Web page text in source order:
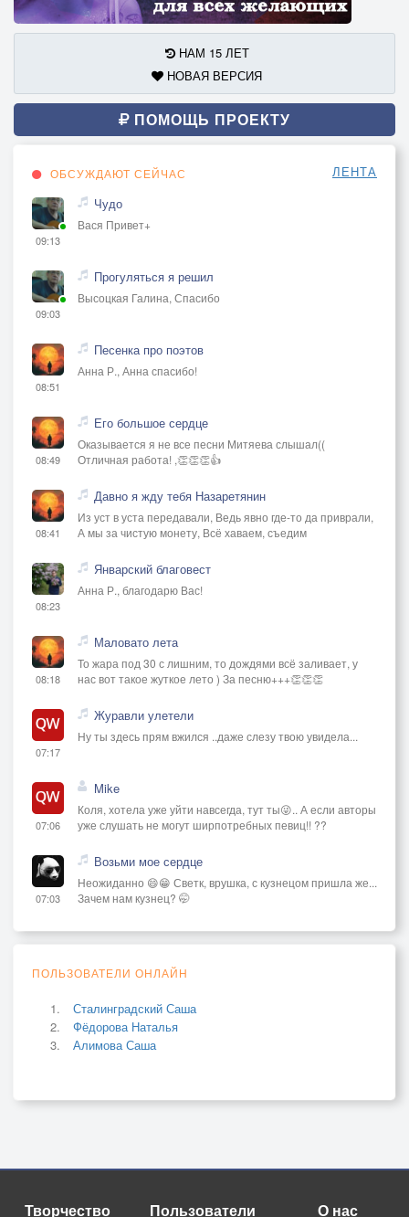
НАМ 15 ЛЕТ
НОВАЯ ВЕРСИЯ
ПОМОЩЬ ПРОЕКТУ
ОБСУЖДАЮТ СЕЙЧАС ЛЕНТА
09:13
Чудо
Вася Привет+
09:03
Прогуляться я решил
Высоцкая Галина, Спасибо
08:51
Песенка про поэтов
Анна Р., Анна спасибо!
08:49
Его большое сердце
Оказывается я не все песни Митяева слышал((
Отличная работа! ,👏👏👏👍
08:41
Давно я жду тебя Назаретянин
Из уст в уста передавали, Ведь явно где-то да приврали,
А мы за чистую монету, Всё хаваем, съедим
08:23
Январский благовест
Анна Р., благодарю Вас!
08:18
Маловато лета
То жара под 30 с лишним, то дождями всё заливает, у
нас вот такое жуткое лето ) За песню+++👏👏👏
07:17
Журавли улетели
Ну ты здесь прям вжился ..даже слезу твою увидела...
07:06
Mike
Коля, хотела уже уйти навсегда, тут ты😜.. А если авторы
уже слушать не могут ширпотребных певиц!! ??
07:03
Возьми мое сердце
Неожиданно 😄😁 Светк, врушка, с кузнецом пришла же...
Зачем нам кузнец? 🤭
ПОЛЬЗОВАТЕЛИ ОНЛАЙН
Сталинградский Саша
Фёдорова Наталья
Алимова Саша
Творчество Пользователи О нас